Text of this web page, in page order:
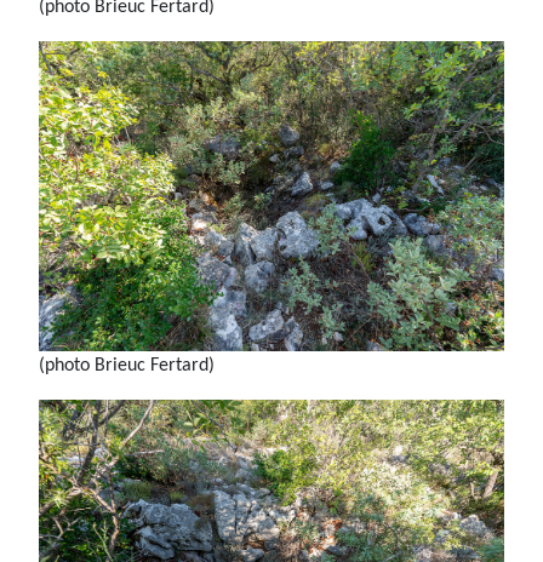
(photo Brieuc Fertard)
(photo Brieuc Fertard)